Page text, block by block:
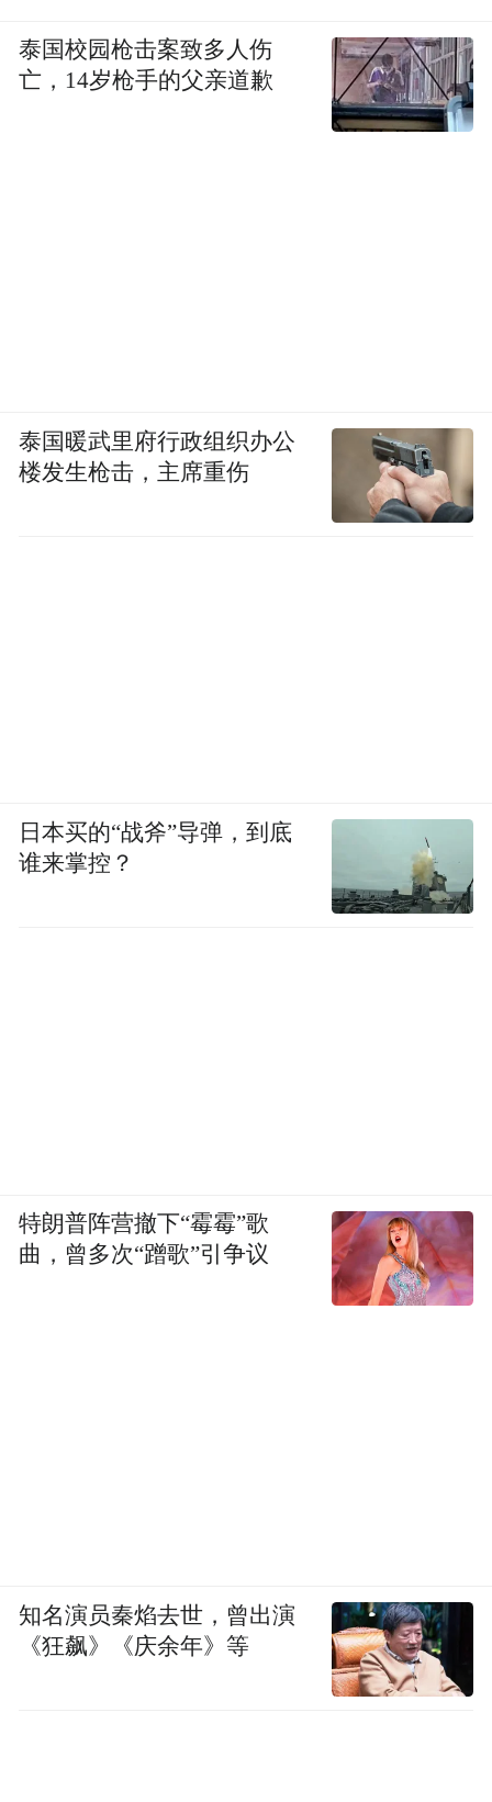
泰国校园枪击案致多人伤
亡，14岁枪手的父亲道歉
泰国暖武里府行政组织办公
楼发生枪击，主席重伤
日本买的“战斧”导弹，到底
谁来掌控？
特朗普阵营撤下“霉霉”歌
曲，曾多次“蹭歌”引争议
知名演员秦焰去世，曾出演
《狂飙》《庆余年》等